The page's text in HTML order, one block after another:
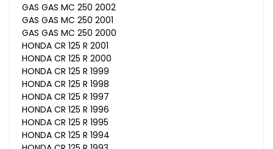
GAS GAS MC 250 2002
GAS GAS MC 250 2001
GAS GAS MC 250 2000
HONDA CR 125 R 2001
HONDA CR 125 R 2000
HONDA CR 125 R 1999
HONDA CR 125 R 1998
HONDA CR 125 R 1997
HONDA CR 125 R 1996
HONDA CR 125 R 1995
HONDA CR 125 R 1994